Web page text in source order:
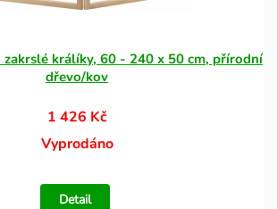
králíky, 60 - 240 x 50 cm, přírodní
dřevo/kov
1 426 Kč
Vyprodáno
Detail